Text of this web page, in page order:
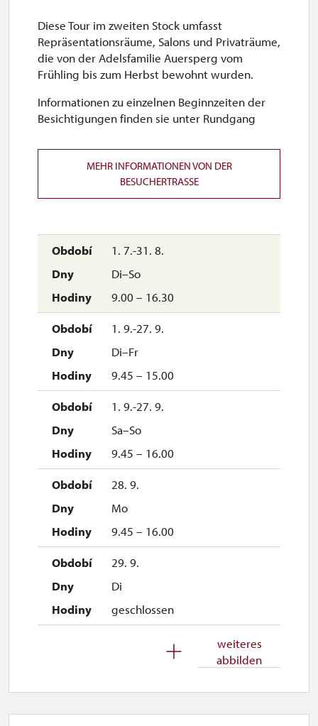
Mo–Fr
9.45 – 15.00
1. 7.-31. 8.
Di–So
9.00 – 16.30
1. 9.-27. 9.
Di–Fr
9.45 – 15.00
1. 9.-27. 9.
Sa–So
9.45 – 16.00
28. 9.
Mo
9.45 – 16.00
29. 9.
Di
geschlossen
1. 10.-1. 11.
weiteres
abbilden
Diese Tour im zweiten Stock umfasst
Repräsentationsräume, Salons und Privaträume,
die von der Adelsfamilie Auersperg vom
Frühling bis zum Herbst bewohnt wurden.
Informationen zu einzelnen Beginnzeiten der
Besichtigungen finden sie unter Rundgang
MEHR INFORMATIONEN VON DER
BESUCHERTRASSE